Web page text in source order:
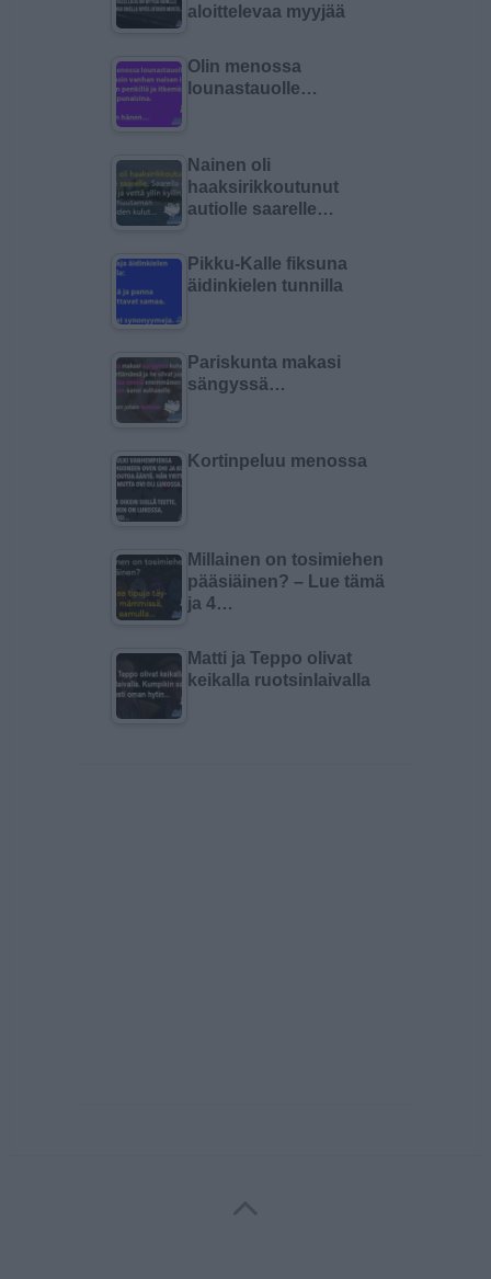
aloittelevaa myyjää
Olin menossa
lounastauolle…
Nainen oli
haaksirikkoutunut
autiolle saarelle…
Pikku-Kalle fiksuna
äidinkielen tunnilla
Pariskunta makasi
sängyssä…
Kortinpeluu menossa
Millainen on tosimiehen
pääsiäinen? – Lue tämä
ja 4…
Matti ja Teppo olivat
keikalla ruotsinlaivalla